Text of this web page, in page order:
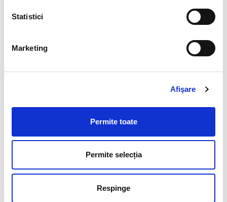
Statistici
Marketing
Afişare
Permite toate
Permite selecția
Respinge
America de Sud, Africa, Asia etc.). Pretutindeni,
absolvenții formați la Universitatea din Petroșani
care activează. Reorganizarea învățământului
superior, în conformitate cu procesul Bologna,
deschide largi perspective absolvenților Universității
Universitatea
din Petroșania fost evaluată instituțional deAgenția
Română de Asigurare a Calității în Învățământul
Repere istorice